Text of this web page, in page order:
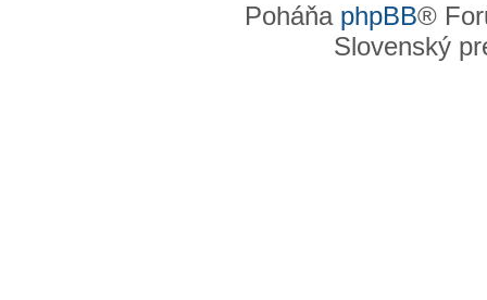
Poháňa phpBB®
Slovenský